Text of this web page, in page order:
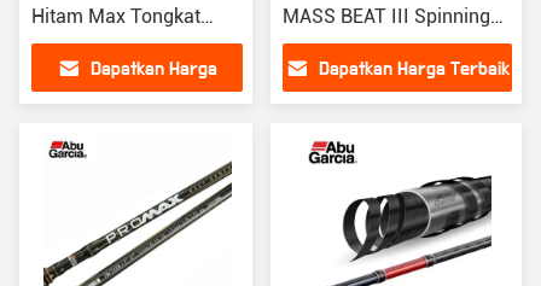
Hitam Max Tongkat
Perikanan Daya Tongkat
PerikananDapatkan Harga
MASS BEAT III Spinning
Casting Angkat ikan
umpanDapatkan Harga Terbaik